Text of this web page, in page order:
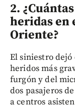
2.
heridas en
Oriente?
El siniestro dejó
heridos más
furgón y del
dos pasajeros
a centros